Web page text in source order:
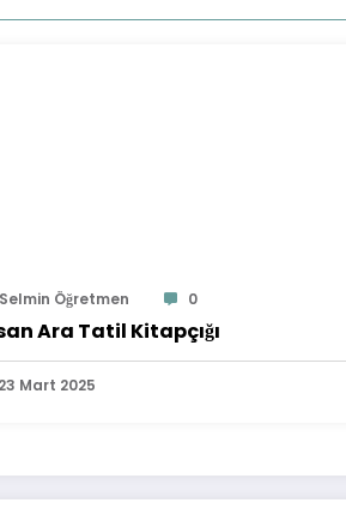
Öğretmen 0
Ara Tatil Kitapçığı
Mart 2025